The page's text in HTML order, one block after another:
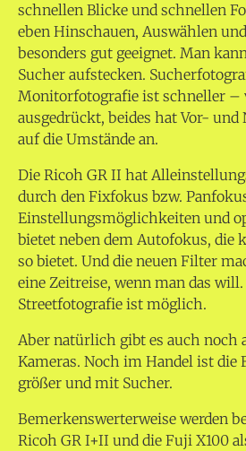
schnellen Blicke und schnellen
eben Hinschauen, Auswählen
besonders gut geeignet. Man
Sucher aufstecken.
Monitorfotografie ist schneller –
ausgedrückt, beides hat Vor-
auf die Umstände an.
Die Ricoh GR II hat
durch den Fixfokus bzw.
Einstellungsmöglichkeiten und
bietet neben dem Autofokus, die
so bietet. Und die neuen Filter
eine Zeitreise, wenn man das will.
Streetfotografie ist möglich.
Aber natürlich gibt es auch noch
Kameras. Noch im Handel ist die
größer und mit Sucher.
Bemerkenswerterweise werden
Ricoh GR I+II und die Fuji X100